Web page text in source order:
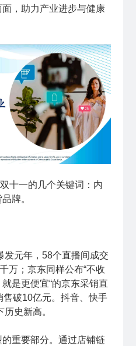
，助力产业进步与健康
十一的几个关键词：内
牌。
发元年，58个直播间成交
万；京东同样公布“不收
是更便宜“的京东采销直
破10亿元。抖音、快手
史新高。
重要部分。通过店铺链